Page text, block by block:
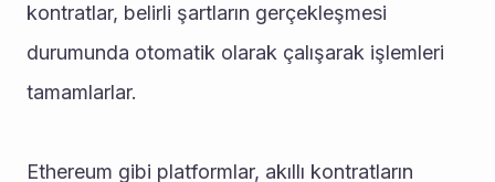
kontratlar, belirli şartların gerçekleşmesi
durumunda otomatik olarak çalışarak işlemleri
tamamlarlar.
Ethereum gibi platformlar, akıllı kontratların